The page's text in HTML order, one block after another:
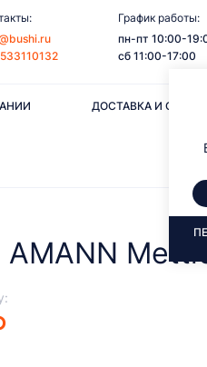
График работы:
пн-пт 10:00-
сб 11:00-17:00
ДОСТАВКА И ОПЛАТА
AMANN